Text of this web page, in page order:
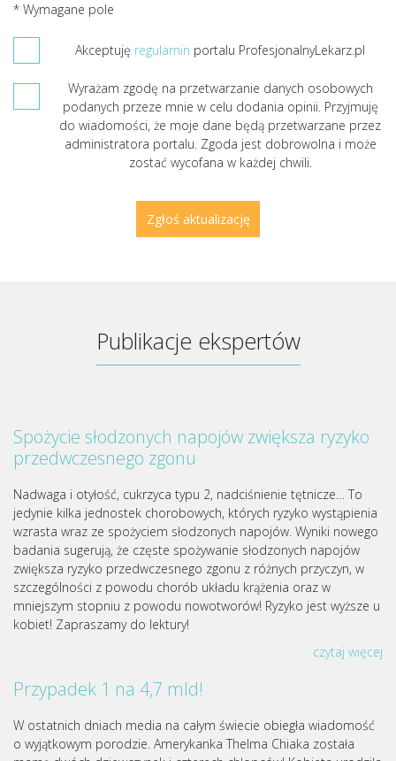
* Wymagane pole
Akceptuję regulamin portalu ProfesjonalnyLekarz.pl
Wyrażam zgodę na przetwarzanie danych osobowych
podanych przeze mnie w celu dodania opinii. Przyjmuję
do wiadomości, że moje dane będą przetwarzane przez
administratora portalu. Zgoda jest dobrowolna i może
zostać wycofana w każdej chwili.
Publikacje ekspertów
Spożycie słodzonych napojów zwiększa ryzyko
przedwczesnego zgonu
Nadwaga i otyłość, cukrzyca typu 2, nadciśnienie tętnicze… To
jedynie kilka jednostek chorobowych, których ryzyko wystąpienia
wzrasta wraz ze spożyciem słodzonych napojów. Wyniki nowego
badania sugerują, że częste spożywanie słodzonych napojów
zwiększa ryzyko przedwczesnego zgonu z różnych przyczyn, w
szczególności z powodu chorób układu krążenia oraz w
mniejszym stopniu z powodu nowotworów! Ryzyko jest wyższe u
kobiet! Zapraszamy do lektury!
czytaj więcej
Przypadek 1 na 4,7 mld!
W ostatnich dniach media na całym świecie obiegła wiadomość
o wyjątkowym porodzie. Amerykanka Thelma Chiaka została